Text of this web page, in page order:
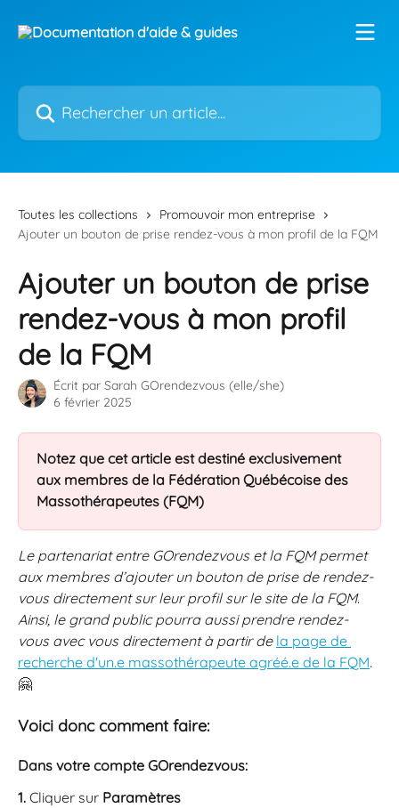
Rechercher un article...
Toutes les collections
Promouvoir mon entreprise
Ajouter un bouton de prise rendez-vous à mon profil de la FQM
Ajouter un bouton de prise
rendez-vous à mon profil
de la FQM
Écrit par Sarah GOrendezvous (elle/she)
6 février 2025
Notez que cet article est destiné exclusivement
aux membres de la Fédération Québécoise des
Massothérapeutes (FQM)
Le partenariat entre GOrendezvous et la FQM permet
aux membres d’ajouter un bouton de prise de rendez-
vous directement sur leur profil sur le site de la FQM.
Ainsi, le grand public pourra aussi prendre rendez-
vous avec vous directement à partir de la page de
recherche d'un.e massothérapeute agréé.e de la FQM.
🤗
Voici donc comment faire:
Dans votre compte GOrendezvous:
1. Cliquer sur Paramètres